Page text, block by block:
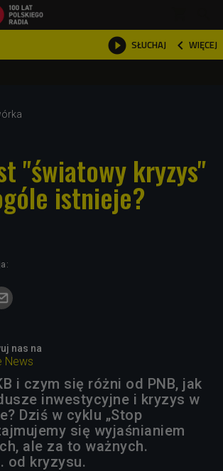
 SŁUCHAJ  WIĘCEJ

"światowy kryzys"
istnieje?
nas na
News
i czym się różni od PNB, jak
inwestycyjne i kryzys w
Dziś w cyklu „Stop
się wyjaśnianiem
ale za to ważnych.
od kryzysu.